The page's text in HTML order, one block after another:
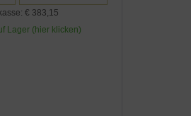
€ 383,15
Lager (hier klicken)